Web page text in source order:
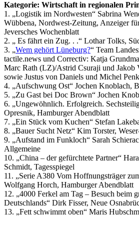
Kategorie: Wirtschaft in regionalen
1. „Logistik im Nordwesten“ Sabrina
Wübbena, Nordwest-Zeitung, Anzeiger
Jeversches Wochenblatt
2. „ Es fährt ein Zug. . .“ Lothar Tolks,
3. „Wem gehört Lüneburg?“ Team
tactile.news und Correctiv: Katja
Marc Rath (LZ)/Astrid Csuraji und Jakob
sowie Justus von Daniels und Michel
4. „Aufschwung Ost“ Jochen Knoblach,
5. „Zu Gast bei Doc Brown“ Jochen
6. „Ungewöhnlich. Erfolgreich.
Opresnik, Hamburger Abendblatt
7. „Ein Stück vom Kuchen“ Stefan
8. „Bauer Sucht Netz“ Kim Torster,
9. „Aufstand im Funkloch“ Sarah
Allgemeine
10. „China – der gefürchtete Partner“
Schmidt, Tagesspiegel
11. „Serie A380 Vom Hoffnungsträger
Wolfgang Horch, Hamburger Abendblatt
12. „4000 Ferkel am Tag – Besuch beim
Deutschlands“ Dirk Fisser, Neue
13. „Fett schwimmt oben“ Maris